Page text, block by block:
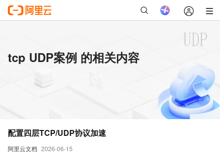
tcp UDP案例 的相关内容
阿里云文档 2026-06-15
配置四层TCP/UDP协议加速